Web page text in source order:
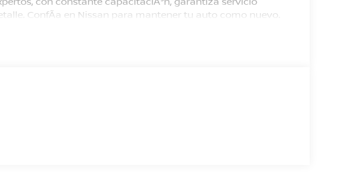
ConfÃ­a en Nissan para mantener tu auto como nuevo.